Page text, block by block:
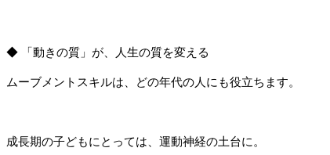
◆ 「動きの質」が、人生の質を変える
ムーブメントスキルは、どの年代の人にも役立ちます。
成長期の子どもにとっては、運動神経の土台に。